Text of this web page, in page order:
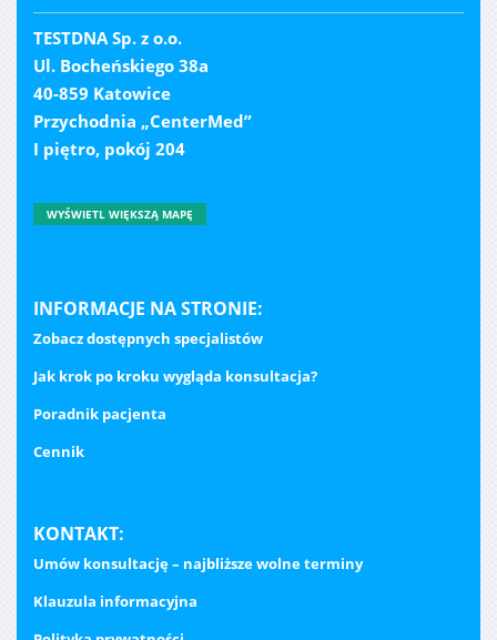
TESTDNA Sp. z o.o.
Ul. Bocheńskiego 38a
40-859 Katowice
Przychodnia „CenterMed”
I piętro, pokój 204
WYŚWIETL WIĘKSZĄ MAPĘ
INFORMACJE NA STRONIE:
Zobacz dostępnych specjalistów
Jak krok po kroku wygląda konsultacja?
Poradnik pacjenta
Cennik
KONTAKT:
Umów konsultację – najbliższe wolne terminy
Klauzula informacyjna